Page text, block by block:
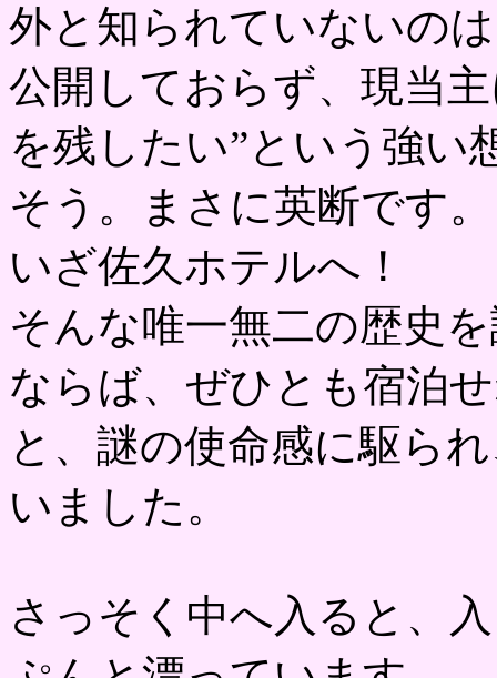
外と知られていないの
公開しておらず、現当
を残したい”という強い
そう。まさに英断です。
いざ佐久ホテルへ！
そんな唯一無二の歴史
ならば、ぜひとも宿泊
と、謎の使命感に駆ら
いました。
さっそく中へ入ると、